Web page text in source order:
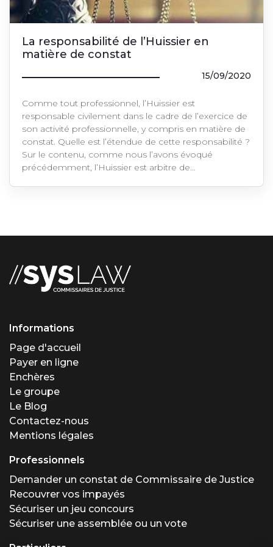
La responsabilité de l’Huissier en
matière de constat
15/09/2020
Comme tout professionnel, l’Huissier est
responsable civilement dans le cadre de l’exercice de
son activité professionnelle, y compris en matière de
constat. Quelle est l’étendue de cette responsabilité ?
Sur le contenu, comme nous l’avons évoqué
précédemment, l’Huissier est arbitre de…
Informations
Page d'accueil
Payer en ligne
Enchères
Le groupe
Le Blog
Contactez-nous
Mentions légales
Professionnels
Demander un constat de Commissaire de Justice
Recouvrer vos impayés
Sécuriser un jeu concours
Sécuriser une assemblée ou un vote